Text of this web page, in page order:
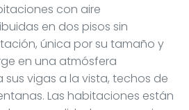
con aire
en dos pisos sin
única por su tamaño y
en una atmósfera
vigas a la vista, techos de
Las habitaciones están